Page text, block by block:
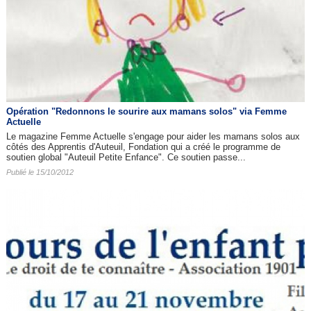
Opération "Redonnons le sourire aux mamans solos" via Femme
Actuelle
Le magazine Femme Actuelle s'engage pour aider les mamans solos aux
côtés des Apprentis d'Auteuil, Fondation qui a créé le programme de
soutien global "Auteuil Petite Enfance". Ce soutien passe...
Publié le 15/10/2012